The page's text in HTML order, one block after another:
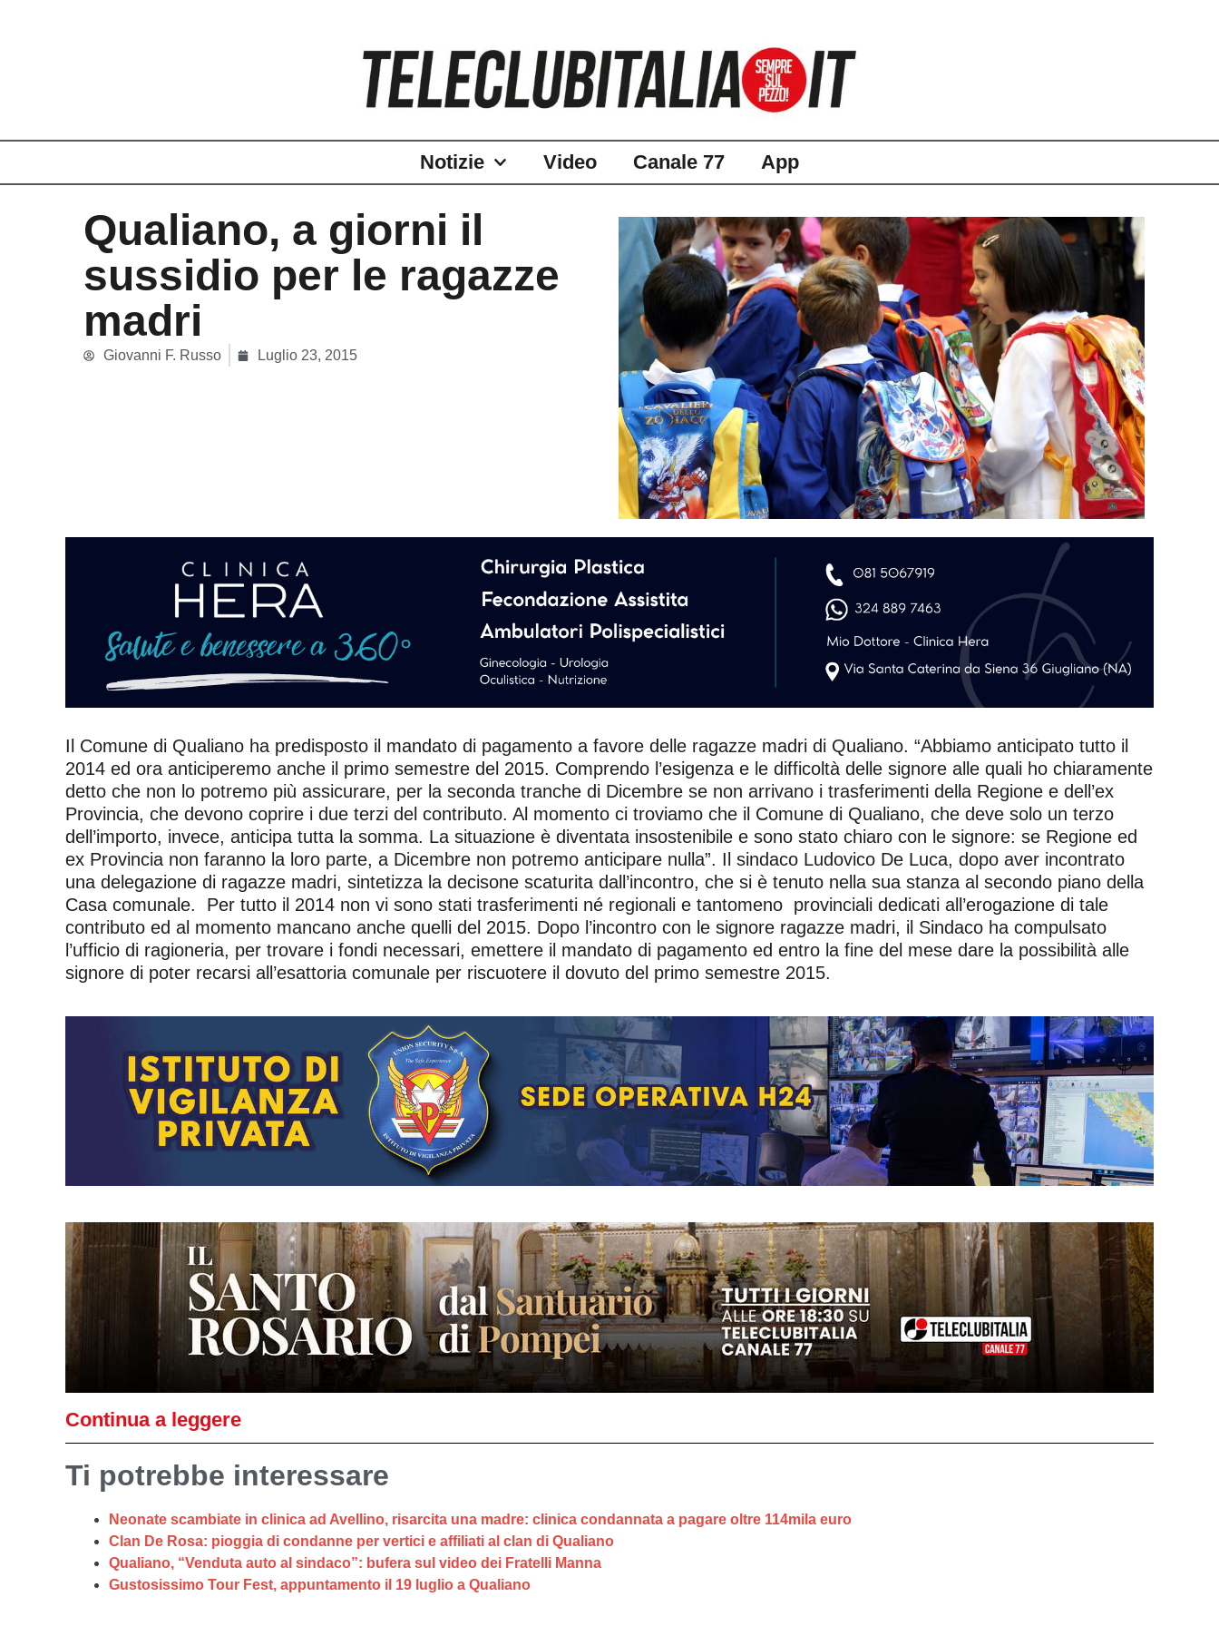
Notizie Video Canale 77 App
Qualiano, a giorni il
sussidio per le ragazze
madri
Giovanni F. Russo Luglio 23, 2015
Il Comune di Qualiano ha predisposto il mandato di pagamento a favore delle ragazze madri di Qualiano. “Abbiamo anticipato tutto il
2014 ed ora anticiperemo anche il primo semestre del 2015. Comprendo l’esigenza e le difficoltà delle signore alle quali ho chiaramente
detto che non lo potremo più assicurare, per la seconda tranche di Dicembre se non arrivano i trasferimenti della Regione e dell’ex
Provincia, che devono coprire i due terzi del contributo. Al momento ci troviamo che il Comune di Qualiano, che deve solo un terzo
dell’importo, invece, anticipa tutta la somma. La situazione è diventata insostenibile e sono stato chiaro con le signore: se Regione ed
ex Provincia non faranno la loro parte, a Dicembre non potremo anticipare nulla”. Il sindaco Ludovico De Luca, dopo aver incontrato
una delegazione di ragazze madri, sintetizza la decisone scaturita dall’incontro, che si è tenuto nella sua stanza al secondo piano della
Casa comunale. Per tutto il 2014 non vi sono stati trasferimenti né regionali e tantomeno provinciali dedicati all’erogazione di tale
contributo ed al momento mancano anche quelli del 2015. Dopo l’incontro con le signore ragazze madri, il Sindaco ha compulsato
l’ufficio di ragioneria, per trovare i fondi necessari, emettere il mandato di pagamento ed entro la fine del mese dare la possibilità alle
signore di poter recarsi all’esattoria comunale per riscuotere il dovuto del primo semestre 2015.
Continua a leggere
Ti potrebbe interessare
Neonate scambiate in clinica ad Avellino, risarcita una madre: clinica condannata a pagare oltre 114mila euro
Clan De Rosa: pioggia di condanne per vertici e affiliati al clan di Qualiano
Qualiano, “Venduta auto al sindaco”: bufera sul video dei Fratelli Manna
Gustosissimo Tour Fest, appuntamento il 19 luglio a Qualiano